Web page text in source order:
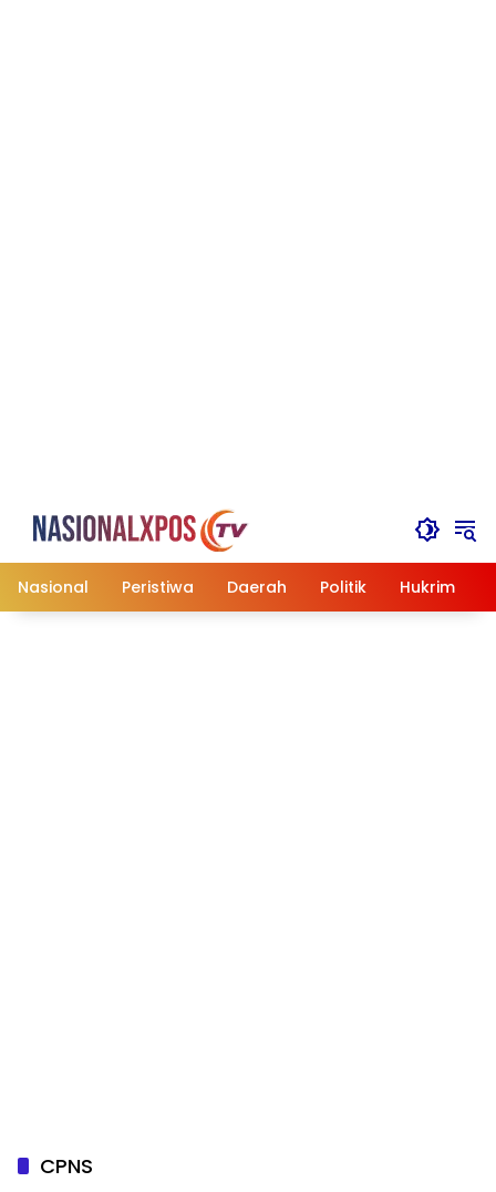
Nasional
Peristiwa Daerah Politik Hukrim
CPNS